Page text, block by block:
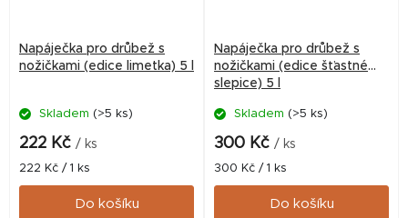
Napáječka pro drůbež s
nožičkami (edice limetka) 5 l
Skladem (>5 ks)
222 Kč / ks
Měrná
cena:
222 Kč / 1 ks
Do košíku
Napáječka pro drůbež s
nožičkami (edice šťastné
slepice) 5 l
Skladem (>5 ks)
300 Kč / ks
Měrná
cena:
300 Kč / 1 ks
Do košíku